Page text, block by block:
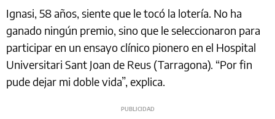
Ignasi, 58 años, siente que le tocó la lotería. No ha
ganado ningún premio, sino que le seleccionaron para
participar en un ensayo clínico pionero en el Hospital
Universitari Sant Joan de Reus (Tarragona). “Por fin
pude dejar mi doble vida”, explica.